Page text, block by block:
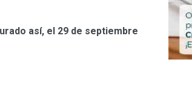
así, el 29 de septiembre